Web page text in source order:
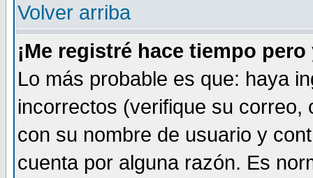
Volver arriba
¡Me registré hace tiempo
Lo más probable es que: haya
incorrectos (verifique su
con su nombre de usuario y
cuenta por alguna razón. Es